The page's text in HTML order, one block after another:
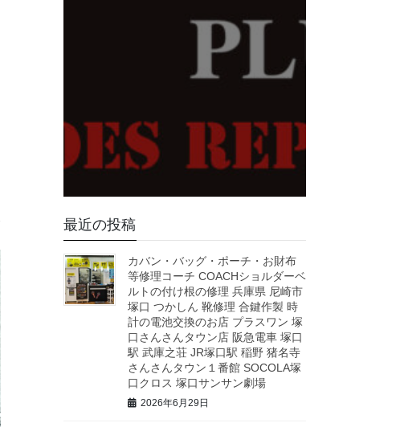
最近の投稿
カバン・バッグ・ポーチ・お財布
等修理コーチ COACHショルダーベ
ルトの付け根の修理 兵庫県 尼崎市
塚口 つかしん 靴修理 合鍵作製 時
計の電池交換のお店 プラスワン 塚
口さんさんタウン店 阪急電車 塚口
駅 武庫之荘 JR塚口駅 稲野 猪名寺
さんさんタウン１番館 SOCOLA塚
口クロス 塚口サンサン劇場
2026年6月29日